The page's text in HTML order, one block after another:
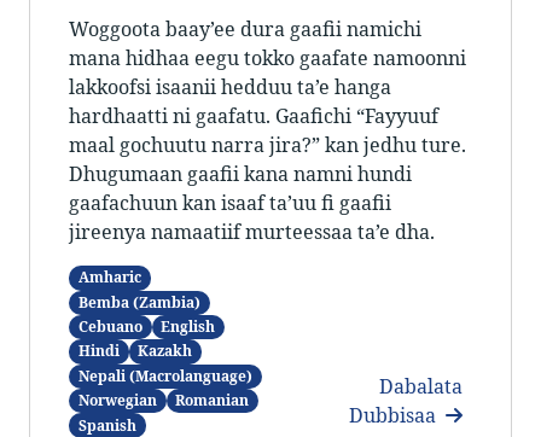
Woggoota baay’ee dura gaafii namichi
mana hidhaa eegu tokko gaafate namoonni
lakkoofsi isaanii hedduu ta’e hanga
hardhaatti ni gaafatu. Gaafichi “Fayyuuf
maal gochuutu narra jira?” kan jedhu ture.
Dhugumaan gaafii kana namni hundi
gaafachuun kan isaaf ta’uu fi gaafii
jireenya namaatiif murteessaa ta’e dha.
Amharic
Bemba (Zambia)
Cebuano
English
Hindi
Kazakh
Nepali (Macrolanguage)
Norwegian
Romanian
Spanish
Dabalata
Dubbisaa